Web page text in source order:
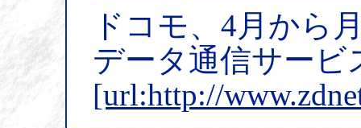
ドコモ、4月から
データ通信サービ
[url:http://